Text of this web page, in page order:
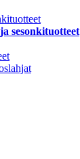
sesonkituotteet